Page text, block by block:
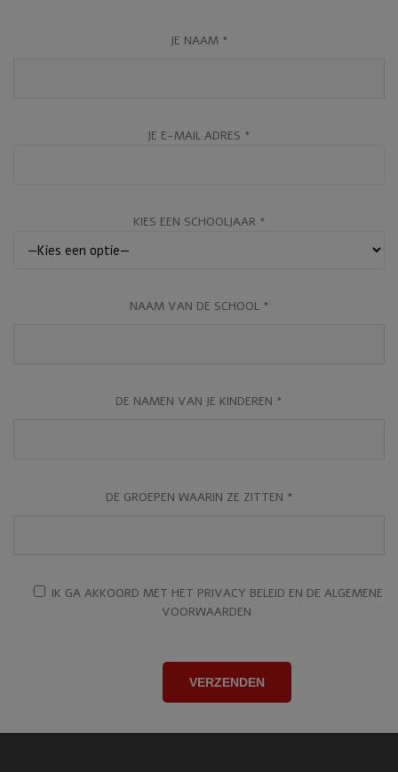
JE NAAM *
JE E-MAIL ADRES *
KIES EEN SCHOOLJAAR *
NAAM VAN DE SCHOOL *
DE NAMEN VAN JE KINDEREN *
DE GROEPEN WAARIN ZE ZITTEN *
IK GA AKKOORD MET HET PRIVACY BELEID EN DE ALGEMENE
VOORWAARDEN